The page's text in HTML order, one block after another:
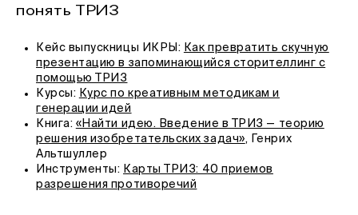
понять ТРИЗ
Кейс выпускницы ИКРЫ: Как превратить скучную
презентацию в запоминающийся сторителлинг с
помощью ТРИЗ
Курсы: Курс по креативным методикам и
генерации идей
Книга: «Найти идею. Введение в ТРИЗ — теорию
решения изобретательских задач», Генрих
Альтшуллер
Инструменты: Карты ТРИЗ: 40 приемов
разрешения противоречий